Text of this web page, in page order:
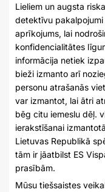
Lieliem un augsta
detektīvu pakalpojumi
aprīkojums, lai
konfidencialitātes
informācija netiek
bieži izmanto arī
personu atrašanās
var izmantot, lai ātri
bēg citu iemeslu dēļ.
ierakstīšanai
Lietuvas Republikā
tām ir jāatbilst ES
prasībām.
Mūsu tiešsaistes